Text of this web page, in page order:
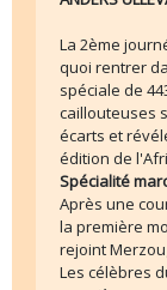
La 2ème
quoi rentrer
spéciale de
caillouteuses
écarts et
édition de
Spécialité
Après une
la première
rejoint
Les célèbres